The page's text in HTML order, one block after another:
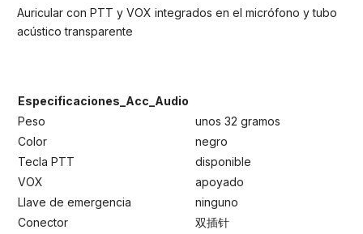
Auricular con PTT y VOX integrados en el micrófono y tubo
acústico transparente
Especificaciones_Acc_Audio
Peso
unos 32 gramos
Color
negro
Tecla PTT
disponible
VOX
apoyado
Llave de emergencia
ninguno
Conector
双插针